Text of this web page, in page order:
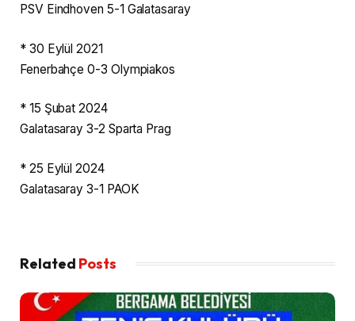
PSV Eindhoven 5-1 Galatasaray
* 30 Eylül 2021
Fenerbahçe 0-3 Olympiakos
* 15 Şubat 2024
Galatasaray 3-2 Sparta Prag
* 25 Eylül 2024
Galatasaray 3-1 PAOK
Related Posts